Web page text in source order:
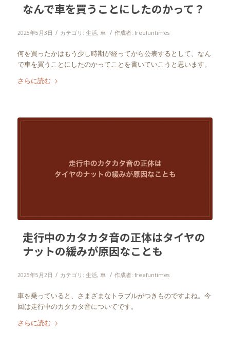
なんで車を買うことにしたのかって？
2025年5月3日 / カテゴリ: 生活, 車 / 作成者: freefuntimes
何を買ったかはもう少し時期が経ってから公表するとして、なん
で車を買うことにしたのかってことを書いていこうと思います。
さらに読む
走行中のカタカタ音の正体はタイヤの
ナットの緩みが原因なことも
2025年5月2日 / カテゴリ: 生活, 車 / 作成者: freefuntimes
車を乗っていると、さまざまなトラブルがつきものですよね。今
回は走行中のカタカタ音についてです。
さらに読む